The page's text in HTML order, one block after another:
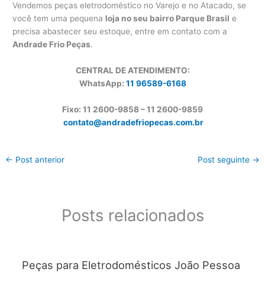
Vendemos peças eletrodoméstico no Varejo e no Atacado, se
você tem uma pequena loja no seu bairro Parque Brasil e
precisa abastecer seu estoque, entre em contato com a
Andrade Frio Peças.
CENTRAL DE ATENDIMENTO:
WhatsApp: 11 96589-6168
Fixo: 11 2600-9858 – 11 2600-9859
contato@andradefriopecas.com.br
← Post anterior Post seguinte →
Posts relacionados
Peças para Eletrodomésticos João Pessoa